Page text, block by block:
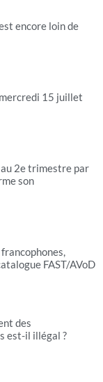
encore loin de
15 juillet
2e trimestre par
son
FAST/AVoD
des
est-il illégal ?